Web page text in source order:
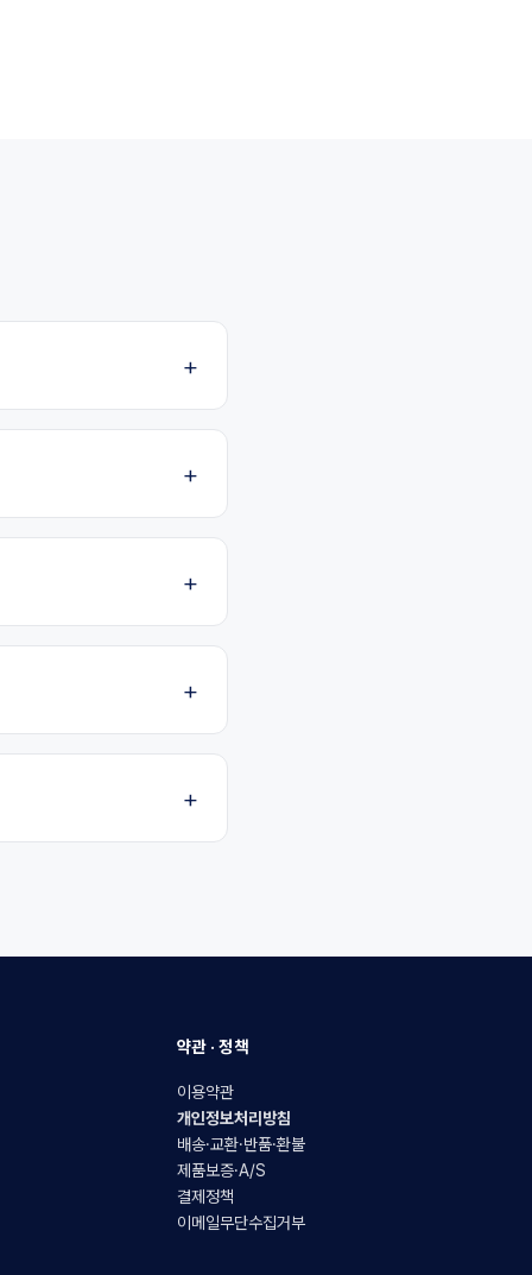
약관 · 정책
이용약관
개인정보처리방침
배송·교환·반품·환불
제품보증·A/S
결제정책
이메일무단수집거부